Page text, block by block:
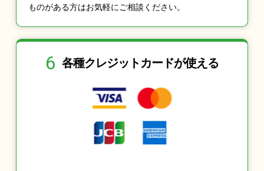
ものがある方はお気軽にご相談ください。
6 各種クレジットカードが使える